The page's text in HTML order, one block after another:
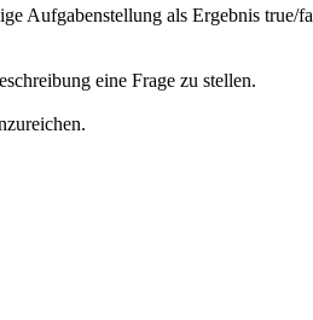
Aufgabenstellung als Ergebnis true/
eine Frage zu stellen.